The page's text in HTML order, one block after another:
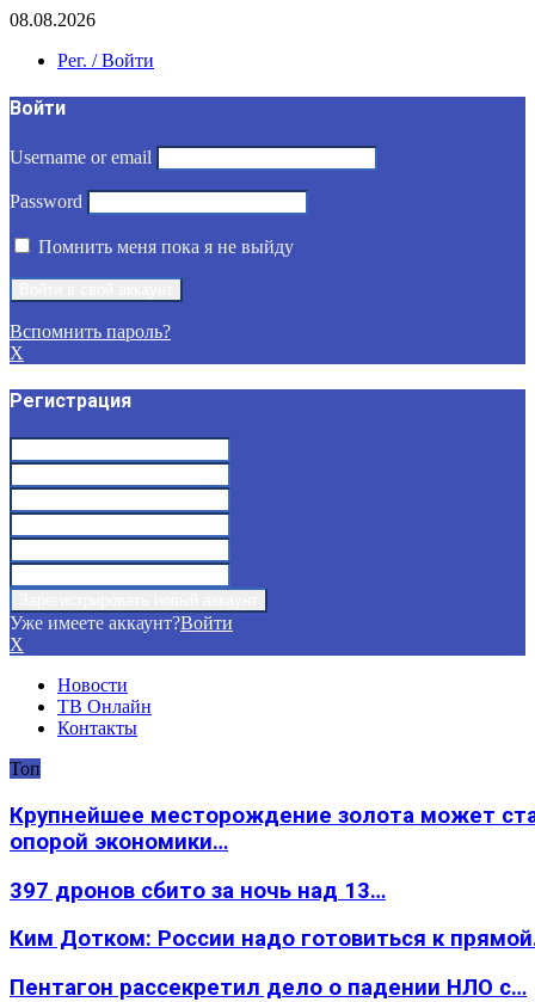
08.08.2026
Рег. / Войти
Войти
Username or email
Password
Помнить меня пока я не выйду
Вспомнить пароль?
X
Регистрация
Уже имеете аккаунт?Войти
X
Новости
ТВ Онлайн
Контакты
Топ
Крупнейшее месторождение золота может
опорой экономики…
397 дронов сбито за ночь над 13…
Ким Дотком: России надо готовиться к
Пентагон рассекретил дело о падении НЛО с…